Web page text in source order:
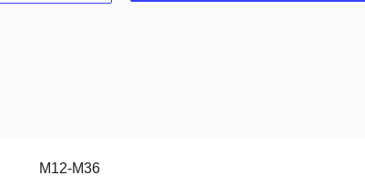
M12-M36